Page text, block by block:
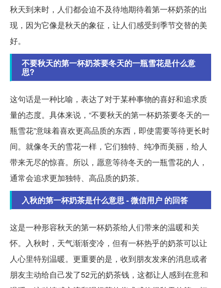
秋天到来时，人们都会迫不及待地期待着第一杯奶茶的出
现，因为它像是秋天的象征，让人们感受到季节交替的美
好。
不要秋天的第一杯奶茶要冬天的一瓶雪花是什么意
思?
这句话是一种比喻，表达了对于某种事物的喜好和追求质
量的态度。具体来说，“不要秋天的第一杯奶茶要冬天的一
瓶雪花”意味着喜欢更高品质的东西，即使需要等待更长时
间。就像冬天的雪花一样，它们独特、纯净而美丽，给人
带来无尽的惊喜。所以，愿意等待冬天的一瓶雪花的人，
通常会追求更加独特、高品质的奶茶。
入秋的第一杯奶茶是什么意思 - 微信用户 的回答
这是一种形容秋天的第一杯奶茶给人们带来的温暖和关
怀。入秋时，天气渐渐变冷，但有一杯热乎的奶茶可以让
人心里特别温暖。更重要的是，收到朋友发来的消息或者
朋友主动给自己发了52元的奶茶钱，这都让人感到在意和